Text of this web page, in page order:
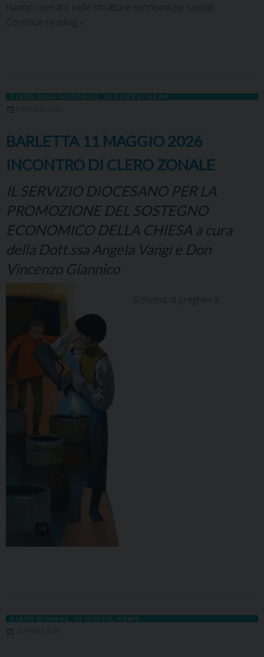
hanno operato nelle strutture economiche sociali …
Continue reading »
CLERO ZONA PASTORALE IN DIOCESI NEWS
8 MAGGIO 2026
BARLETTA 11 MAGGIO 2026
INCONTRO DI CLERO ZONALE
IL SERVIZIO DIOCESANO PER LA
PROMOZIONE DEL SOSTEGNO
ECONOMICO DELLA CHIESA a cura
della Dott.ssa Angela Vangi e Don
Vincenzo Giannico
Schema di preghiera
CLERO GIOVANE IN DIOCESI NEWS
20 APRILE 2026